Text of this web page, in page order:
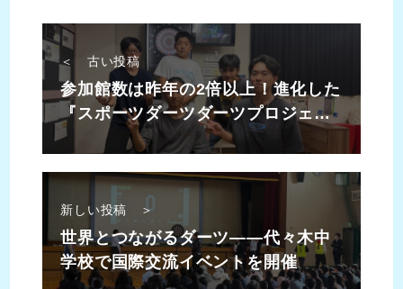
＜ 古い投稿
参加館数は昨年の2倍以上！進化した
『スポーツダーツダーツプロジェク
ト児童館対抗オンラインダーツリー
新しい投稿 ＞
世界とつながるダーツ——代々木中
学校で国際交流イベントを開催